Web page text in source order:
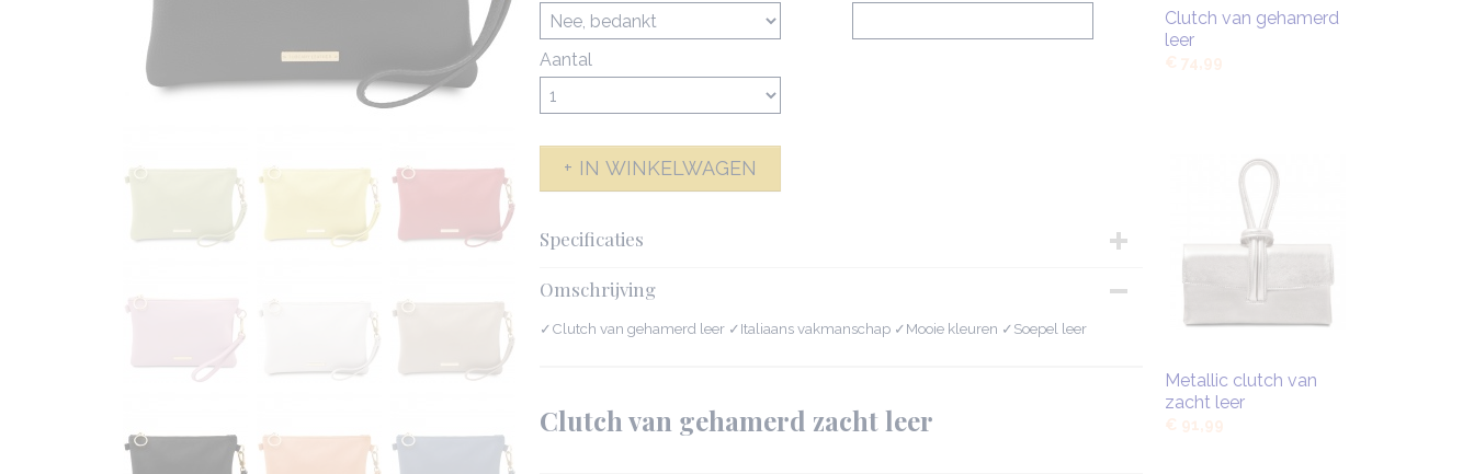
Aantal
IN WINKELWAGEN
Specificaties
Productcode
Afmetingen (l,b,h)
Omschrijving
✓Clutch van gehamerd leer ✓Italiaans vakmanschap ✓Mooie kleuren ✓Soepel leer
Clutch van gehamerd zacht leer
Clutch van gehamerd
leer
€ 74,99
Metallic clutch van
zacht leer
€ 91,99